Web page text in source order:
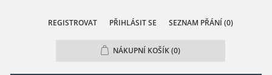
REGISTROVAT PŘIHLÁSIT SE SEZNAM PŘÁNÍ (0)
NÁKUPNÍ KOŠÍK(0)